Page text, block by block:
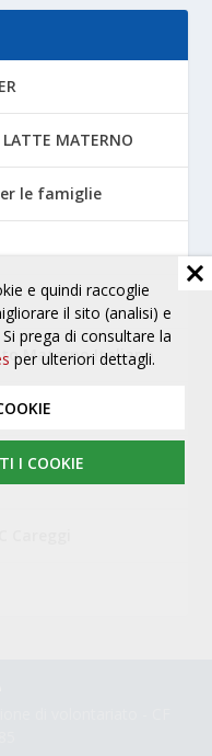
LATTE MATERNO
le famiglie
Materno Italiano
della Sanità
e quindi raccoglie
il sito (analisi) e
prega di consultare la
per ulteriori dettagli.
I COOKIE